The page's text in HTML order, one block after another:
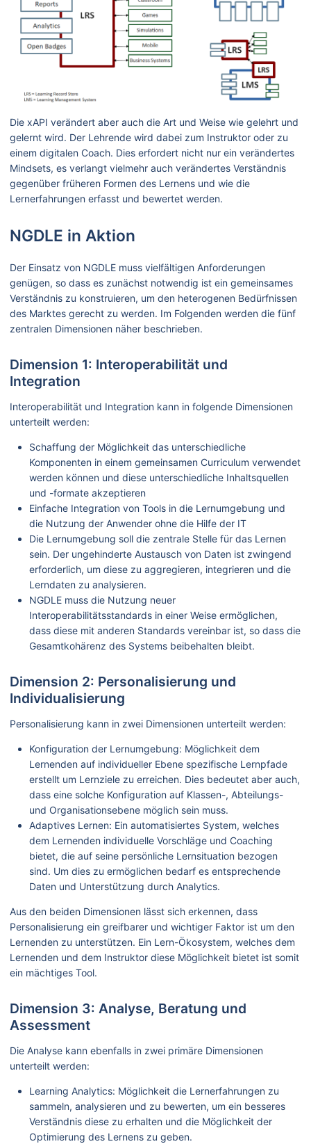
Die xAPI verändert aber auch die Art und Weise wie gelehrt und
gelernt wird. Der Lehrende wird dabei zum Instruktor oder zu
einem digitalen Coach. Dies erfordert nicht nur ein verändertes
Mindsets, es verlangt vielmehr auch verändertes Verständnis
gegenüber früheren Formen des Lernens und wie die
Lernerfahrungen erfasst und bewertet werden.
NGDLE in Aktion
Der Einsatz von NGDLE muss vielfältigen Anforderungen
genügen, so dass es zunächst notwendig ist ein gemeinsames
Verständnis zu konstruieren, um den heterogenen Bedürfnissen
des Marktes gerecht zu werden. Im Folgenden werden die fünf
zentralen Dimensionen näher beschrieben.
Dimension 1: Interoperabilität und
Integration
Interoperabilität und Integration kann in folgende Dimensionen
unterteilt werden:
Schaffung der Möglichkeit das unterschiedliche
Komponenten in einem gemeinsamen Curriculum verwendet
werden können und diese unterschiedliche Inhaltsquellen
und -formate akzeptieren
Einfache Integration von Tools in die Lernumgebung und
die Nutzung der Anwender ohne die Hilfe der IT
Die Lernumgebung soll die zentrale Stelle für das Lernen
sein. Der ungehinderte Austausch von Daten ist zwingend
erforderlich, um diese zu aggregieren, integrieren und die
Lerndaten zu analysieren.
NGDLE muss die Nutzung neuer
Interoperabilitätsstandards in einer Weise ermöglichen,
dass diese mit anderen Standards vereinbar ist, so dass die
Gesamtkohärenz des Systems beibehalten bleibt.
Dimension 2: Personalisierung und
Individualisierung
Personalisierung kann in zwei Dimensionen unterteilt werden:
Konfiguration der Lernumgebung: Möglichkeit dem
Lernenden auf individueller Ebene spezifische Lernpfade
erstellt um Lernziele zu erreichen. Dies bedeutet aber auch,
dass eine solche Konfiguration auf Klassen-, Abteilungs-
und Organisationsebene möglich sein muss.
Adaptives Lernen: Ein automatisiertes System, welches
dem Lernenden individuelle Vorschläge und Coaching
bietet, die auf seine persönliche Lernsituation bezogen
sind. Um dies zu ermöglichen bedarf es entsprechende
Daten und Unterstützung durch Analytics.
Aus den beiden Dimensionen lässt sich erkennen, dass
Personalisierung ein greifbarer und wichtiger Faktor ist um den
Lernenden zu unterstützen. Ein Lern-Ökosystem, welches dem
Lernenden und dem Instruktor diese Möglichkeit bietet ist somit
ein mächtiges Tool.
Dimension 3: Analyse, Beratung und
Assessment
Die Analyse kann ebenfalls in zwei primäre Dimensionen
unterteilt werden:
Learning Analytics: Möglichkeit die Lernerfahrungen zu
sammeln, analysieren und zu bewerten, um ein besseres
Verständnis diese zu erhalten und die Möglichkeit der
Optimierung des Lernens zu geben.